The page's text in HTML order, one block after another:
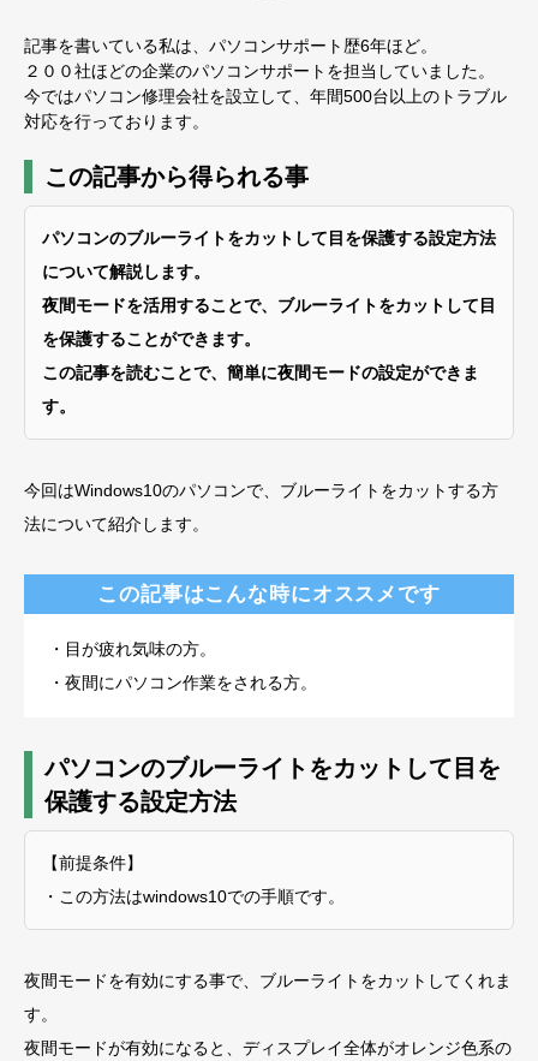
記事を書いている私は、パソコンサポート歴6年ほど。
２００社ほどの企業のパソコンサポートを担当していました。
今ではパソコン修理会社を設立して、年間500台以上のトラブル
対応を行っております。
この記事から得られる事
パソコンのブルーライトをカットして目を保護する設定方法
について解説します。
夜間モードを活用することで、ブルーライトをカットして目
を保護することができます。
この記事を読むことで、簡単に夜間モードの設定ができま
す。
今回はWindows10のパソコンで、ブルーライトをカットする方
法について紹介します。
この記事はこんな時にオススメです
・目が疲れ気味の方。
・夜間にパソコン作業をされる方。
パソコンのブルーライトをカットして目を
保護する設定方法
【前提条件】
・この方法はwindows10での手順です。
夜間モードを有効にする事で、ブルーライトをカットしてくれま
す。
夜間モードが有効になると、ディスプレイ全体がオレンジ色系の